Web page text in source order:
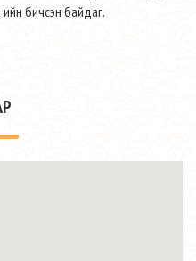
бичсэн байдаг.